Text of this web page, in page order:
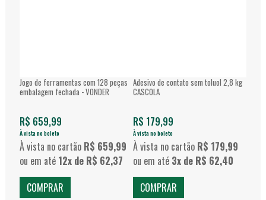
Jogo de ferramentas com 128 peças
embalagem fechada - VONDER
R$ 659,99
À vista no boleto
À vista no cartão R$ 659,99
ou em até 12x de R$ 62,37
COMPRAR
Adesivo de contato sem toluol 2,8 kg
CASCOLA
R$ 179,99
À vista no boleto
À vista no cartão R$ 179,99
ou em até 3x de R$ 62,40
COMPRAR